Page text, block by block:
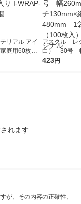
リアル アイ
庭用60枚入
HT 1個
アスクル レ
白） 30号
m×マチ
423円
れます
が、その内容の正確性、